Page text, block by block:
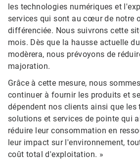
les technologies numériques et
services qui sont au cœur de notre
différenciée. Nous suivrons cette
mois. Dès que la hausse actuelle
modèrera, nous prévoyons de
majoration.
Grâce à cette mesure, nous
continuer à fournir les produits et
dépendent nos clients ainsi que les
solutions et services de pointe qui
réduire leur consommation en
leur impact sur l'environnement,
coût total d'exploitation. »